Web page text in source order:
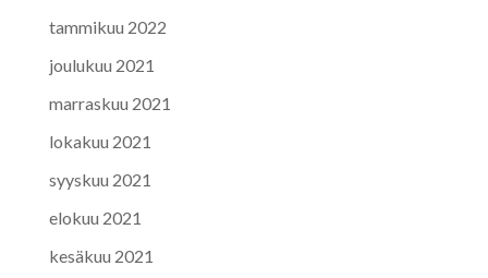
tammikuu 2022
joulukuu 2021
marraskuu 2021
lokakuu 2021
syyskuu 2021
elokuu 2021
kesäkuu 2021